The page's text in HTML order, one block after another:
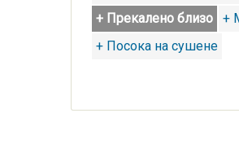
+ Прекалено близо
+
+ Посока на сушене